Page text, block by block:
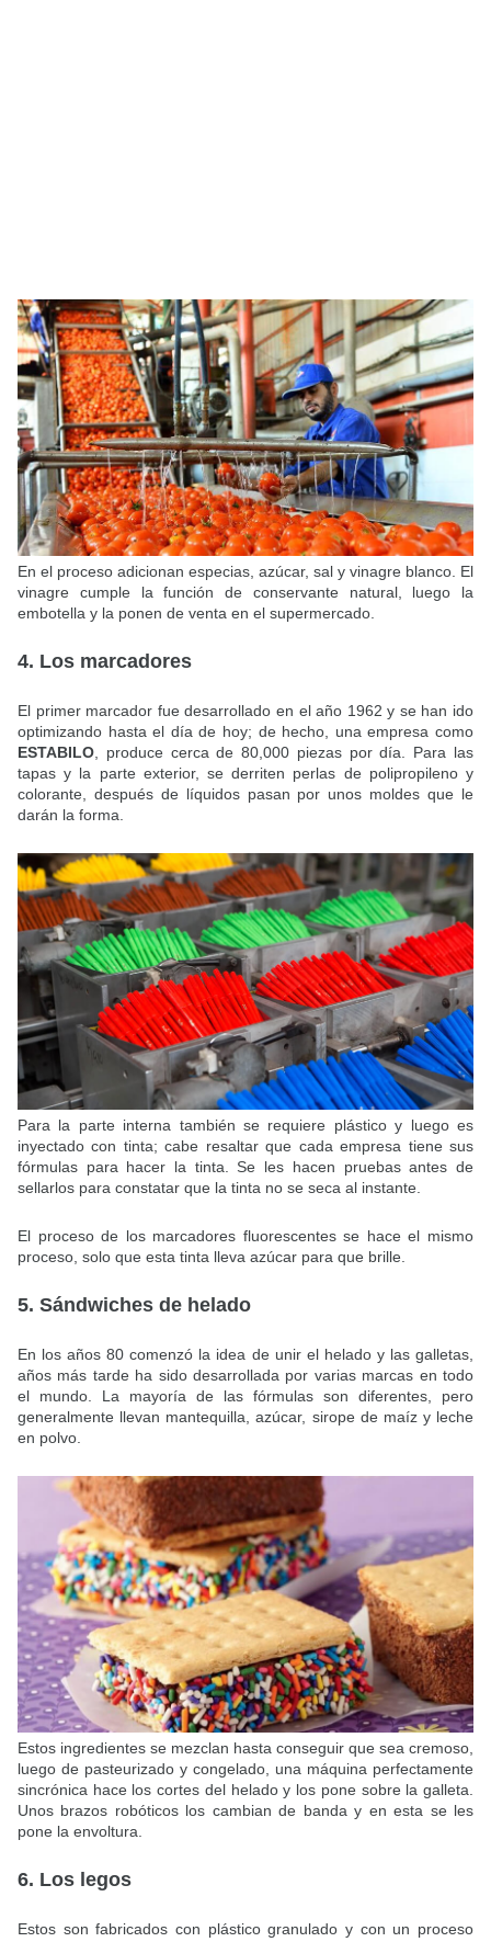
En el proceso adicionan especias, azúcar, sal y vinagre blanco. El
vinagre cumple la función de conservante natural, luego la
embotella y la ponen de venta en el supermercado.
4. Los marcadores
El primer marcador fue desarrollado en el año 1962 y se han ido
optimizando hasta el día de hoy; de hecho, una empresa como
ESTABILO , produce cerca de 80,000 piezas por día. Para las
tapas y la parte exterior, se derriten perlas de polipropileno y
colorante, después de líquidos pasan por unos moldes que le
darán la forma.
Para la parte interna también se requiere plástico y luego es
inyectado con tinta; cabe resaltar que cada empresa tiene sus
fórmulas para hacer la tinta. Se les hacen pruebas antes de
sellarlos para constatar que la tinta no se seca al instante.
El proceso de los marcadores fluorescentes se hace el mismo
proceso, solo que esta tinta lleva azúcar para que brille.
5. Sándwiches de helado
En los años 80 comenzó la idea de unir el helado y las galletas,
años más tarde ha sido desarrollada por varias marcas en todo
el mundo. La mayoría de las fórmulas son diferentes, pero
generalmente llevan mantequilla, azúcar, sirope de maíz y leche
en polvo.
Estos ingredientes se mezclan hasta conseguir que sea cremoso,
luego de pasteurizado y congelado, una máquina perfectamente
sincrónica hace los cortes del helado y los pone sobre la galleta.
Unos brazos robóticos los cambian de banda y en esta se les
pone la envoltura.
6. Los legos
Estos son fabricados con plástico granulado y con un proceso